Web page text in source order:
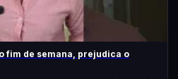
fim de semana, prejudica o